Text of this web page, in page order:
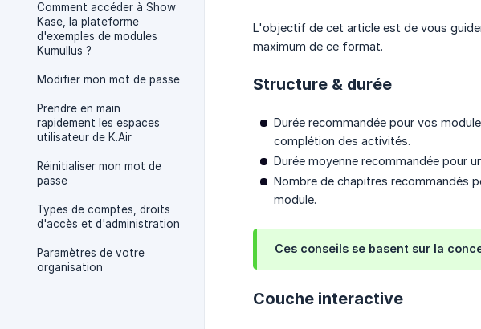
Comment accéder à Show
Kase, la plateforme
d'exemples de modules
Kumullus ?
Modifier mon mot de passe
Prendre en main
rapidement les espaces
utilisateur de K.Air
Réinitialiser mon mot de
passe
Types de comptes, droits
d'accès et d'administration
Paramètres de votre
organisation
L'objectif de cet article est de vous
maximum de ce format.
Structure & durée
Durée recommandée pour vos
complétion des activités.
Durée moyenne recommandée pour
Nombre de chapitres recommandés
module.
Ces conseils se basent sur la
Couche interactive